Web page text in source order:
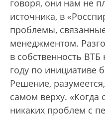
говоря, они нам не
источника, в
проблемы,
менеджментом.
в собственность
году по инициативе
Решение,
самом верху. «Когда
никаких проблем с